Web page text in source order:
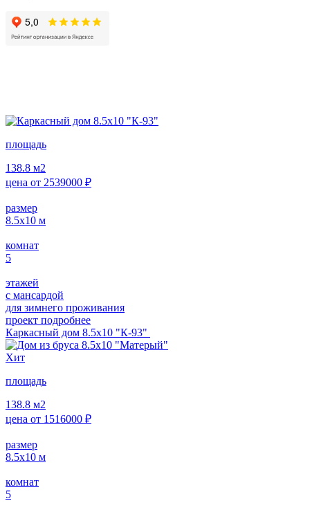
площадь
138.8 м2
цена от 2539000 ₽
размер
8.5х10 м
комнат
5
этажей
с мансардой
для зимнего проживания
проект подробнее
Каркасный дом 8.5х10 "К-93"
Хит
площадь
138.8 м2
цена от 1516000 ₽
размер
8.5х10 м
комнат
5